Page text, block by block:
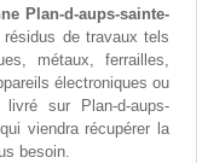
Plan-d-aups-sainte-
de travaux tels
métaux, ferrailles,
électroniques ou
sur Plan-d-aups-
viendra récupérer la
besoin.